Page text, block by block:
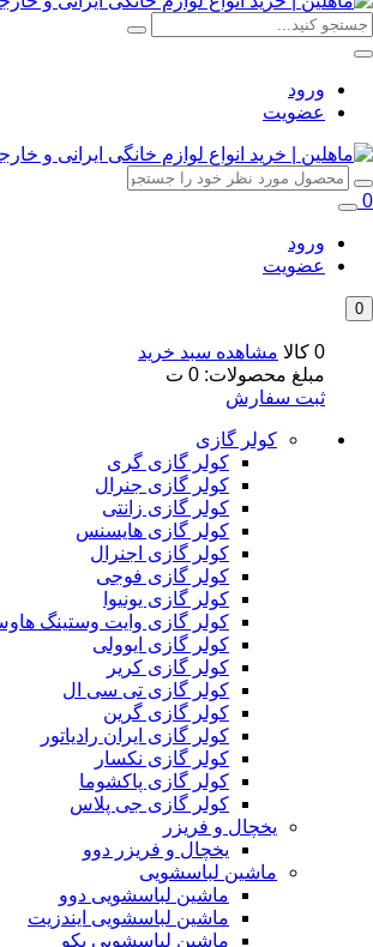
ورود
عضویت
0
ورود
عضویت
0
0 کالا
مشاهده سبد خرید
مبلغ محصولات: 0 ت
ثبت سفارش
کولر گازی
کولر گازی گری
کولر گازی جنرال
کولر گازی زانتی
کولر گازی هایسنس
کولر گازی اجنرال
کولر گازی فوجی
کولر گازی یونیوا
کولر گازی وایت وستینگ
کولر گازی ایوولی
کولر گازی کریر
کولر گازی تی سی ال
کولر گازی گرین
کولر گازی ایران رادیاتور
کولر گازی نکسار
کولر گازی پاکشوما
کولر گازی جی پلاس
یخچال و فریزر
یخچال و فریزر دوو
ماشین لباسشویی
ماشین لباسشویی دوو
ماشین لباسشویی ایندزیت
ماشین لباسشویی بکو